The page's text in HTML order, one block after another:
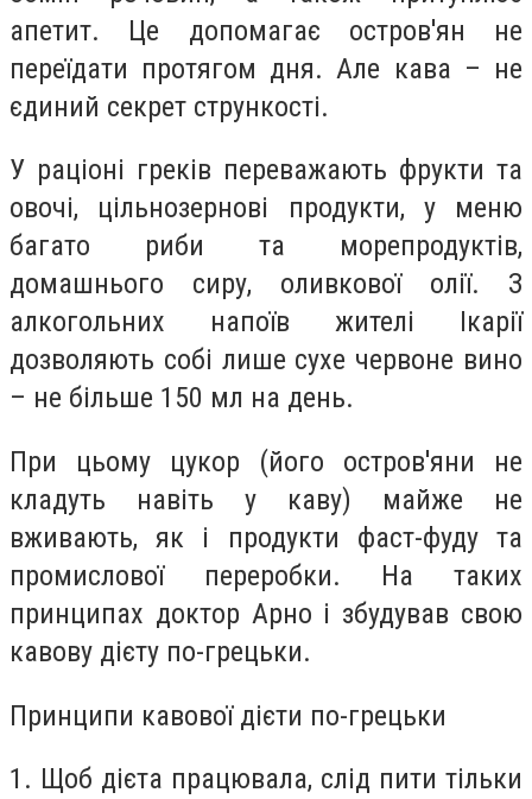
апетит. Це допомагає остров'ян не
переїдати протягом дня. Але кава – не
єдиний секрет стрункості.
У раціоні греків переважають фрукти та
овочі, цільнозернові продукти, у меню
багато риби та морепродуктів,
домашнього сиру, оливкової олії. З
алкогольних напоїв жителі Ікарії
дозволяють собі лише сухе червоне вино
– не більше 150 мл на день.
При цьому цукор (його остров'яни не
кладуть навіть у каву) майже не
вживають, як і продукти фаст-фуду та
промислової переробки. На таких
принципах доктор Арно і збудував свою
кавову дієту по-грецьки.
Принципи кавової дієти по-грецьки
1. Щоб дієта працювала, слід пити тільки